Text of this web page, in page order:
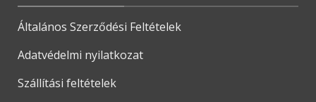
Általános Szerződési Feltételek
Adatvédelmi nyilatkozat
Szállítási feltételek